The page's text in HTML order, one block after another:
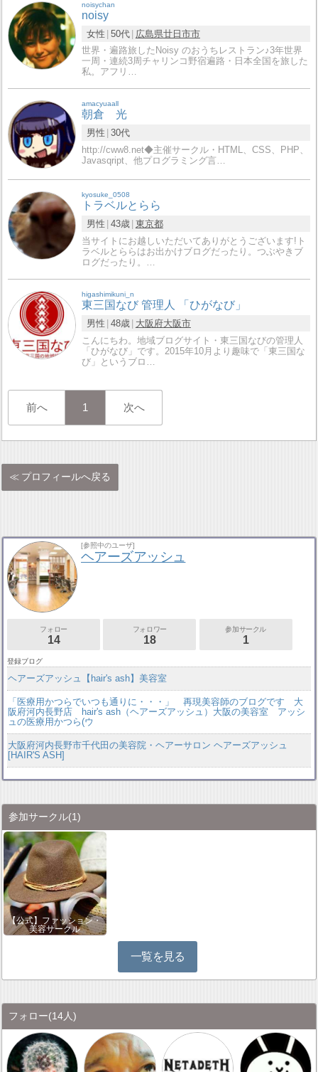
noisychan
noisy
女性 50代 広島県廿日市市
世界・遍路旅したNoisy のおうちレストラン♪3年世界
一周・連続3周チャリンコ野宿遍路・日本全国を旅した
私。アフリ…
amacyuaall
朝倉 光
男性 30代
http://cww8.net◆主催サークル・HTML、CSS、PHP、
Javasqript、他プログラミング言…
kyosuke_0508
トラベルとらら
男性 43歳 東京都
当サイトにお越しいただいてありがとうございます!ト
ラベルとららはお出かけブログだったり。つぶやきブ
ログだったり。…
higashimikuni_n
東三国なび 管理人 「ひがなび」
男性 48歳 大阪府大阪市
こんにちわ。地域ブログサイト・東三国なびの管理人
「ひがなび」です。2015年10月より趣味で「東三国な
び」というブロ…
前へ 1 次へ
プロフィールへ戻る
[参照中のユーザ]
ヘアーズアッシュ
フォロー
14
フォロワー
18
参加サークル
1
登録ブログ
ヘアーズアッシュ【hair's ash】美容室
「医療用かつらでいつも通りに・・・」 再現美容師のブログです 大
阪府河内長野店 hair's ash（ヘアーズアッシュ）大阪の美容室 アッシ
ュの医療用かつら(ウ
大阪府河内長野市千代田の美容院・ヘアーサロン ヘアーズアッシュ
[HAIR'S ASH]
参加サークル(1)
【公式】ファッション・
美容サークル
一覧を見る
フォロー(14人)